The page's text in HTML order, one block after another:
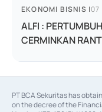
EKONOMI BISNIS |07
ALFI :
CERMINKAN
PT BCA Sekuritas has
on the decree of the